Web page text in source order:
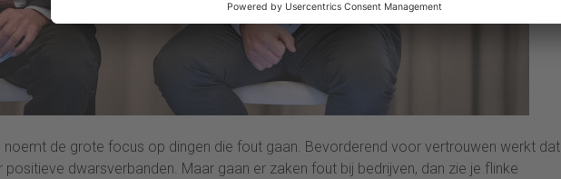
noemt de grote focus op dingen die fout gaan. Bevorderend voor vertrouwen werkt dat
dwarsverbanden. Maar gaan er zaken fout bij bedrijven, dan zie je flinke